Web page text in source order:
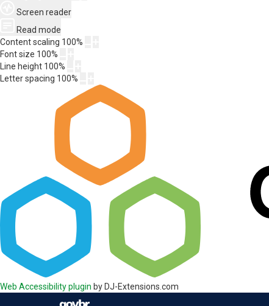
Screen reader
Read mode
Content scaling 100%
Font size 100%
Line height 100%
Letter spacing 100%
Web Accessibility plugin by DJ-Extensions.com